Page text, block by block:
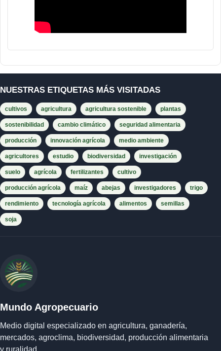
NUESTRAS ETIQUETAS MÁS VISITADAS
cultivos agricultura agricultura sostenible plantas
sostenibilidad cambio climático seguridad alimentaria
producción innovación agrícola medio ambiente
agricultores estudio biodiversidad investigación
suelo agrícola fertilizantes cultivo
producción agrícola maíz abejas investigadores trigo
rendimiento tecnología agrícola alimentos semillas
soja
Mundo Agropecuario
Medio digital especializado en agricultura, ganadería,
mercados, agroclima, biodiversidad, producción alimentaria
y ruralidad.